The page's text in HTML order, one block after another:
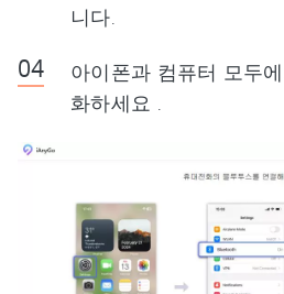
니다.
아이폰과 컴퓨터 모두
화하세요 .